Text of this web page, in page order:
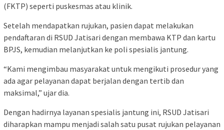
(FKTP) seperti puskesmas atau klinik.
Setelah mendapatkan rujukan, pasien dapat melakukan
pendaftaran di RSUD Jatisari dengan membawa KTP dan kartu
BPJS, kemudian melanjutkan ke poli spesialis jantung.
“Kami mengimbau masyarakat untuk mengikuti prosedur yang
ada agar pelayanan dapat berjalan dengan tertib dan
maksimal,” ujar dia.
Dengan hadirnya layanan spesialis jantung ini, RSUD Jatisari
diharapkan mampu menjadi salah satu pusat rujukan pelayanan